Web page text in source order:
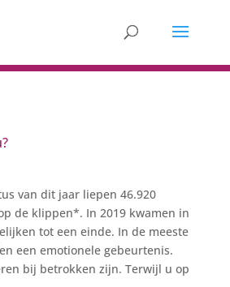
van dit jaar liepen 46.920
de klippen*. In 2019 kwamen in
tot een einde. In de meeste
een emotionele gebeurtenis.
bij betrokken zijn. Terwijl u op